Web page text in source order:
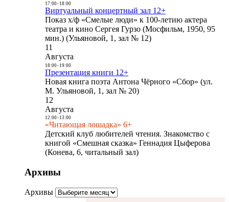
17:00- 18:00
Виртуальный концертный зал 12+
Показ х/ф «Смелые люди» к 100-летию актера
театра и кино Сергея Гурзо (Мосфильм, 1950, 95
мин.) (Ульяновой, 1, зал № 12)
11
Августа
18:00- 19:00
Презентация книги 12+
Новая книга поэта Антона Чёрного «Сбор» (ул.
М. Ульяновой, 1, зал № 20)
12
Августа
12:00- 13:00
«Читающая лошадка» 6+
Детский клуб любителей чтения. Знакомство с
книгой «Смешная сказка» Геннадия Цыферова
(Конева, 6, читальный зал)
Архивы
Архивы